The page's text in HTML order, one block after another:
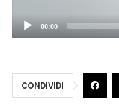
00:00
CONDIVIDI